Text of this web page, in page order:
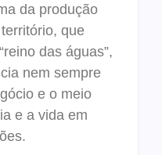
da produção
que
das águas”,
nem sempre
e o meio
e a vida em